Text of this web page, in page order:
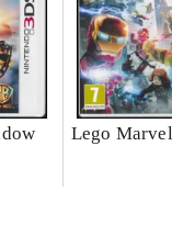
Lego